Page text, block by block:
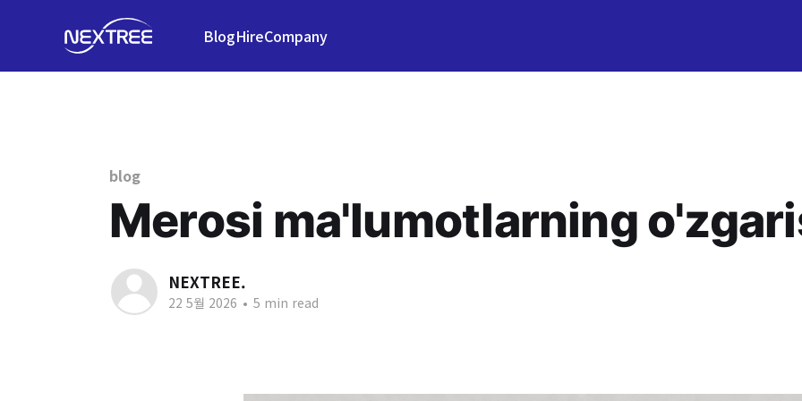
BlogHireCompany
blog
Merosi ma'lumotlarning
NEXTREE.
22 5월 2026 • 5 min read